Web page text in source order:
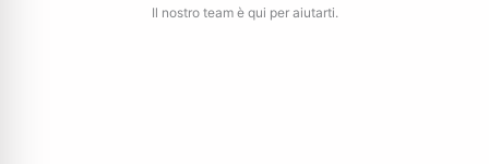
Il nostro team è qui per aiutarti.